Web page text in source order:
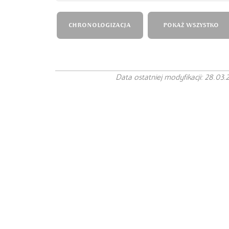
CHRONOLOGIZACJA POKAŻ WSZYSTKO
Data ostatniej modyfikacji: